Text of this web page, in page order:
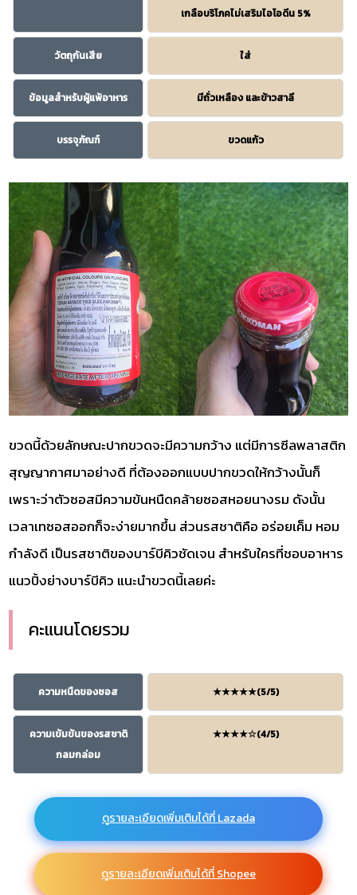
เกลือบริโภคไม่เสริมไอโอดีน 5%
วัตถุกันเสีย ใส่
ข้อมูลสำหรับผู้แพ้อาหาร มีถั่วเหลือง และข้าวสาลี
บรรจุภัณฑ์ ขวดแก้ว
ขวดนี้ด้วยลักษณะปากขวดจะมีความกว้าง แต่มีการซีลพลาสติก
สุญญากาศมาอย่างดี ที่ต้องออกแบบปากขวดให้กว้างนั้นก็
เพราะว่าตัวซอสมีความข้นหนืดคล้ายซอสหอยนางรม ดังนั้น
เวลาเทซอสออกก็จะง่ายมากขึ้น ส่วนรสชาติคือ อร่อยเค็ม หอม
กำลังดี เป็นรสชาติของบาร์บีคิวชัดเจน สำหรับใครที่ชอบอาหาร
แนวปิ้งย่างบาร์บีคิว แนะนำขวดนี้เลยค่ะ
คะแนนโดยรวม
ความหนืดของซอส ★★★★★(5/5)
ความเข้มข้นของรสชาติ
กลมกล่อม
★★★★☆(4/5)
ดูรายละเอียดเพิ่มเติมได้ที่ Lazada
ดูรายละเอียดเพิ่มเติมได้ที่ Shopee